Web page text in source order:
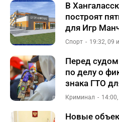
В
построят
для Игр
Спорт 19:32, 09
Перед судом
по делу о
знака ГТО
Криминал
Новые